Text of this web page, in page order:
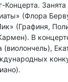
Концерта. Занята
(Флора
(Графиня,
В
(виолончель),